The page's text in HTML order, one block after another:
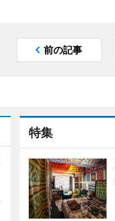
前の記事
特集